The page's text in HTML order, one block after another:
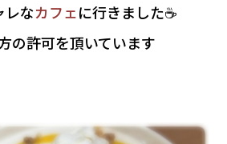
レなカフェに行きました☕
の許可を頂いています